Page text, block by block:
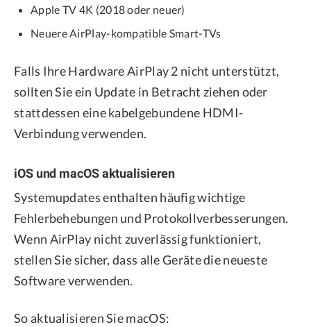
Apple TV 4K (2018 oder neuer)
Neuere AirPlay-kompatible Smart-TVs
Falls Ihre Hardware AirPlay 2 nicht unterstützt,
sollten Sie ein Update in Betracht ziehen oder
stattdessen eine kabelgebundene HDMI-
Verbindung verwenden.
iOS und macOS aktualisieren
Systemupdates enthalten häufig wichtige
Fehlerbehebungen und Protokollverbesserungen.
Wenn AirPlay nicht zuverlässig funktioniert,
stellen Sie sicher, dass alle Geräte die neueste
Software verwenden.
So aktualisieren Sie macOS: